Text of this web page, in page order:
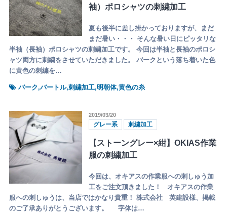
袖）ポロシャツの刺繍加工
夏も後半に差し掛かっておりますが、まだ
まだ暑い・・・ そんな暑い日にピッタリな
半袖（長袖）ポロシャツの刺繍加工です。 今回は半袖と長袖のポロシ
ャツ両方に刺繍をさせていただきました。 バークという落ち着いた色
に黄色の刺繍を…
バーク,バートル,刺繍加工,明朝体,黄色の糸
2019/03/20
グレー系 刺繍加工
【ストーングレー×紺】OKIAS作業
服の刺繍加工
今回は、オキアスの作業服への刺しゅう加
工をご注文頂きました！ オキアスの作業
服への刺しゅうは、当店ではかなり貴重！ 株式会社 英建設様、掲載
のご了承ありがとうございます。 字体は…